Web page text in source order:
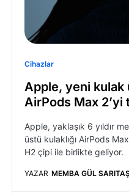
Cihazlar
Apple, yeni kulak
AirPods Max 2’yi
Apple, yaklaşık 6 yıldır
üstü kulaklığı AirPods
H2 çipi ile birlikte geliyor.
YAZAR MEMBA GÜL